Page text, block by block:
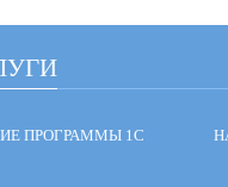
ПРОГРАММЫ 1С